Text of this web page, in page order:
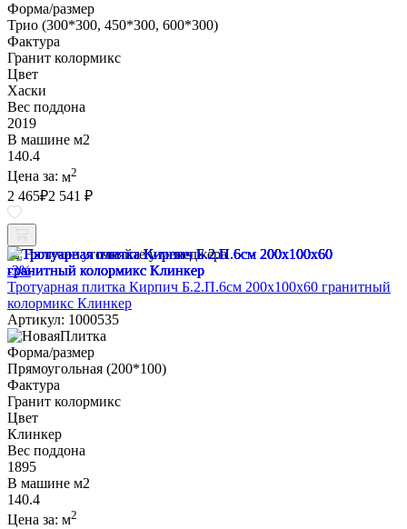
Форма/размер
Трио (300*300, 450*300, 600*300)
Фактура
Гранит колормикс
Цвет
Хаски
Вес поддона
2019
В машине м2
140.4
Цена за: м2
2 465₽2 541 ₽
Наличие уточняйте у менеджера
-3%
Тротуарная плитка Кирпич Б.2.П.6см 200х100х60 гранитный
колормикс Клинкер
Артикул: 1000535
Форма/размер
Прямоугольная (200*100)
Фактура
Гранит колормикс
Цвет
Клинкер
Вес поддона
1895
В машине м2
140.4
Цена за: м2